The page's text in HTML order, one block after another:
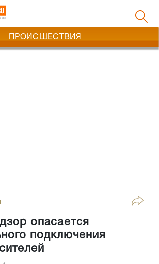
ПРОИСШЕСТВИЯ
опасается
подключения